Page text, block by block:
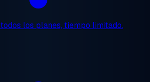
todos los planes, tiempo limitado.